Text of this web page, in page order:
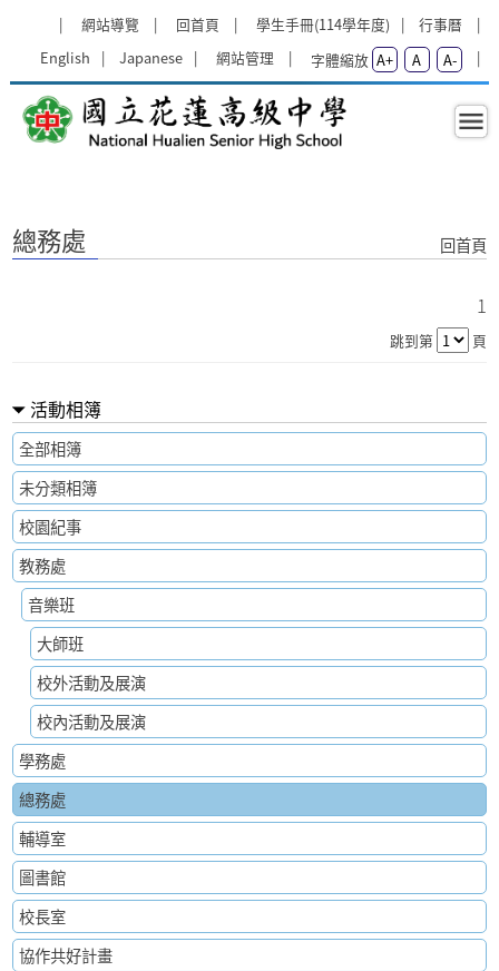
網站導覽
回首頁 學生手冊(114學年度)
行事曆
English
Japanese 網站管理 字體縮放 A+ A A-
總務處 - 國立花蓮高級中學
總務處 回首頁
1
跳到第 頁
活動相簿
全部相簿
未分類相簿
校園紀事
教務處
音樂班
大師班
校外活動及展演
校內活動及展演
學務處
總務處
輔導室
圖書館
校長室
協作共好計畫